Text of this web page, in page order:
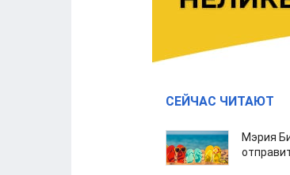
СЕЙЧАС ЧИТАЮТ
Мэрия